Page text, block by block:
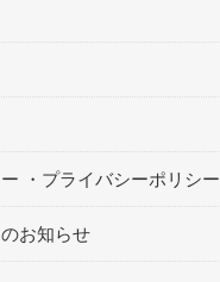
・プライバシーポリシー
お知らせ